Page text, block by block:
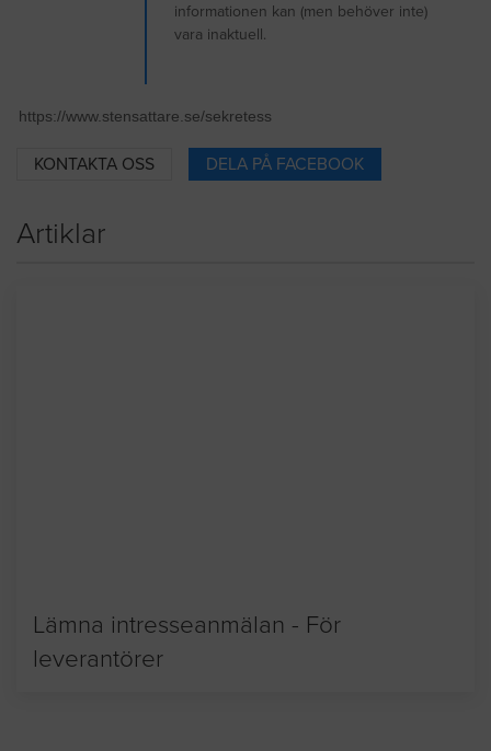
informationen kan (men behöver inte)
vara inaktuell.
KONTAKTA OSS DELA PÅ FACEBOOK
Artiklar
Lämna intresseanmälan - För
leverantörer